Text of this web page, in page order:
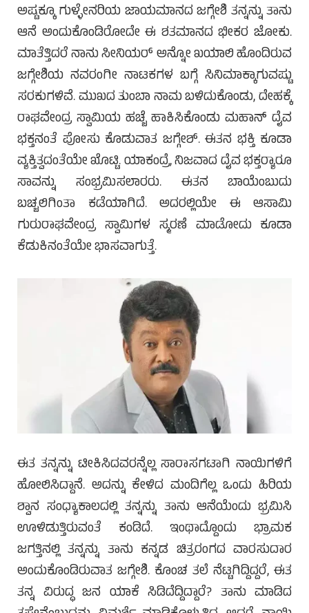
ಅಷ್ಟಕ್ಕೂ ಗುಳ್ಳೇನರಿಯ ಜಾಯಮಾನದ ಜಗ್ಗೇಶಿ ತನ್ನನ್ನು ತಾನು
ಆನೆ ಅಂದುಕೊಂಡಿರೋದೇ ಈ ಶತಮಾನದ ಭೀಕರ ಜೋಕು.
ಮಾತೆತ್ತಿದರೆ ನಾನು ಸೀನಿಯರ್ ಅನ್ನೋ ಖಯಾಲಿ ಹೊಂದಿರುವ
ಜಗ್ಗೇಶಿಯ ನವರಂಗೀ ನಾಟಕಗಳ ಬಗ್ಗೆ ಸಿನಿಮಾಕ್ಕಾಗುವಷ್ಟು
ಸರಕುಗಳಿವೆ. ಮುಖದ ತುಂಬಾ ನಾಮ ಬಳಿದುಕೊಂಡು, ದೇಹಕ್ಕೆ
ರಾಘವೇಂದ್ರ ಸ್ವಾಮಿಯ ಹಚ್ಚೆ ಹಾಕಿಸಿಕೊಂಡು ಮಹಾನ್ ದೈವ
ಭಕ್ತನಂತೆ ಪೋಸು ಕೊಡುವಾತ ಜಗ್ಗೇಶ್. ಈತನ ಭಕ್ತಿ ಕೂಡಾ
ವ್ಯಕ್ತಿತ್ವದಂತೆಯೇ ಖೊಟ್ಟಿ. ಯಾಕಂದ್ರೆ, ನಿಜವಾದ ದೈವ ಭಕ್ತರ್‍ಯಾರೂ
ಸಾವನ್ನು ಸಂಭ್ರಮಿಸಲಾರರು. ಈತನ ಬಾಯೆಂಬುದು
ಬಚ್ಚಲಿಗಿಂತಾ ಕಡೆಯಾಗಿದೆ. ಅದರಲ್ಲಿಯೇ ಈ ಆಸಾಮಿ
ಗುರುರಾಘವೇಂದ್ರ ಸ್ವಾಮಿಗಳ ಸ್ಮರಣೆ ಮಾಡೋದು ಕೂಡಾ
ಕೆಡುಕಿನಂತೆಯೇ ಭಾಸವಾಗುತ್ತೆ.
ಈತ ತನ್ನನ್ನು ಟೀಕಿಸಿದವರನ್ನೆಲ್ಲ ಸಾರಾಸಗಟಾಗಿ ನಾಯಿಗಳಿಗೆ
ಹೋಲಿಸಿದ್ದಾನೆ. ಅದನ್ನು ಕೇಳಿದ ಮಂದಿಗೆಲ್ಲ ಒಂದು ಹಿರಿಯ
ಶ್ವಾನ ಸಂಧ್ಯಾಕಾಲದಲ್ಲಿ ತನ್ನನ್ನು ತಾನು ಆನೆಯೆಂದು ಭ್ರಮಿಸಿ
ಊಳಿಡುತ್ತಿರುವಂತೆ ಕಂಡಿದೆ. ಇಂಥಾದ್ದೊಂದು ಭ್ರಾಮಕ
ಜಗತ್ತಿನಲ್ಲಿ ತನ್ನನ್ನು ತಾನು ಕನ್ನಡ ಚಿತ್ರರಂಗದ ವಾರಸುದಾರ
ಅಂದುಕೊಂಡಿರುವಾತ ಜಗ್ಗೇಶಿ. ಕೊಂಚ ತಲೆ ನೆಟ್ಟಗಿದ್ದಿದ್ದರೆ, ಈತ
ತನ್ನ ವಿರುದ್ಧ ಜನ ಯಾಕೆ ಸಿಡಿದೆದ್ದಿದ್ದಾರೆ? ತಾನು ಮಾಡಿದ